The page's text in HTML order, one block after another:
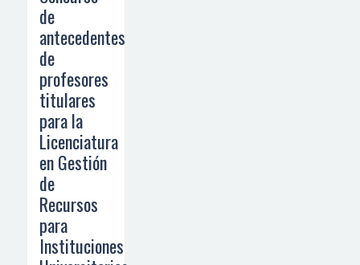
de
antecedentes
de
profesores
titulares
para la
Licenciatura
en Gestión
de
Recursos
para
Instituciones